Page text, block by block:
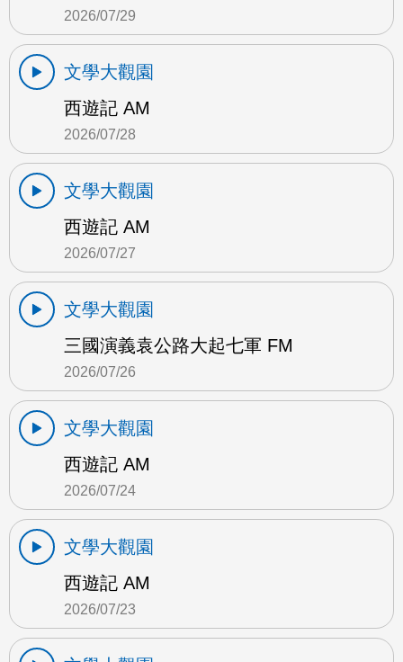
2026/07/29
文學大觀園
西遊記 AM
2026/07/28
文學大觀園
西遊記 AM
2026/07/27
文學大觀園
三國演義袁公路大起七軍 FM
2026/07/26
文學大觀園
西遊記 AM
2026/07/24
文學大觀園
西遊記 AM
2026/07/23